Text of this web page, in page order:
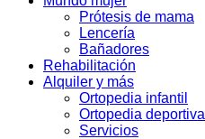
Prótesis de mama
Lencería
Bañadores
Rehabilitación
Alquiler y más
Ortopedia infantil
Ortopedia deportiva
Servicios